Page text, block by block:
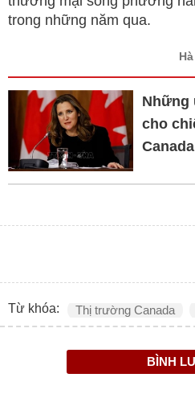
trong những năm qua.
Những
cho
Canada
Từ khóa: Thị trường Canada
BÌNH